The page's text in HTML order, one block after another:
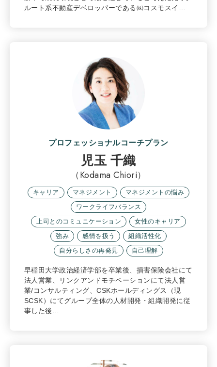
ルート系不動産デベロッパーである㈱コスモスイ…
プロフェッショナルコーチプラン
児玉 千織
（Kodama Chiori）
キャリア マネジメント
マネジメントの悩み
ワークライフバランス
上司とのコミュニケーション
女性のキャリア
強み
感情を扱う
組織活性化
自分らしさの再発見
自己理解
早稲田大学政治経済学部を卒業後、損害保険会社にて
法人営業、リンクアンドモチベーションにて法人営
業/コンサルティング、CSKホールディングス（現
SCSK）にてグループ全体の人材開発・組織開発に従
事した後…